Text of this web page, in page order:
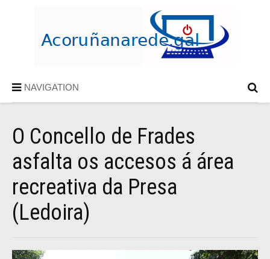
NAVIGATION
O Concello de Frades
asfalta os accesos á área
recreativa da Presa
(Ledoira)